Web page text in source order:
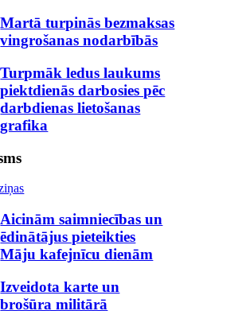
Martā turpinās bezmaksas
vingrošanas nodarbībās
Turpmāk ledus laukums
piektdienās darbosies pēc
darbdienas lietošanas
grafika
Aicinām saimniecības un
ēdinātājus pieteikties
Māju kafejnīcu dienām
Izveidota karte un
brošūra militārā